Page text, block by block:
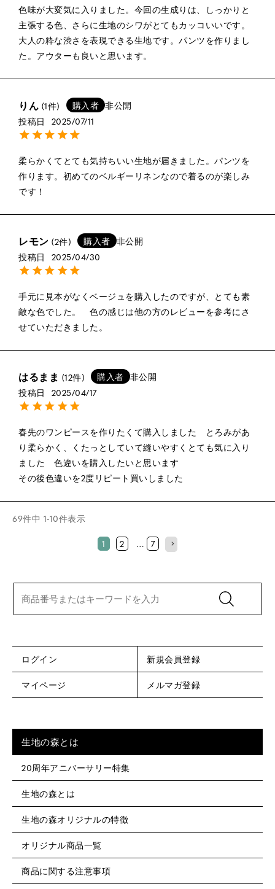
色味が大変気に入りました。今回の生成りは、しっかりと
主張する色、さらに生地のシワがとてもカッコいいです。
大人の粋な渋さを表現できる生地です。パンツを作りまし
た。アウターも良いと思います。
りん 1 購入者 非公開
投稿日
2025/07/11
柔らかくてとても気持ちいい生地が届きました。パンツを
作ります。初めてのベルギーリネンなので着るのが楽しみ
です！
レモン 2 購入者 非公開
投稿日
2025/04/30
手元に見本がなくベージュを購入したのですが、とても素
敵な色でした。　色の感じは他の方のレビューを参考にさ
せていただきました。
はるまま 12 購入者 非公開
投稿日
2025/04/17
春先のワンピースを作りたくて購入しました　とろみがあ
り柔らかく、くたっとしていて縫いやすくとても気に入り
ました　色違いを購入したいと思います
その後色違いを2度リピート買いしました
69件中 1-10件表示
1 2 … 7
ログイン 新規会員登録
マイページ メルマガ登録
生地の森とは
20周年アニバーサリー特集
生地の森とは
生地の森オリジナルの特徴
オリジナル商品一覧
商品に関する注意事項